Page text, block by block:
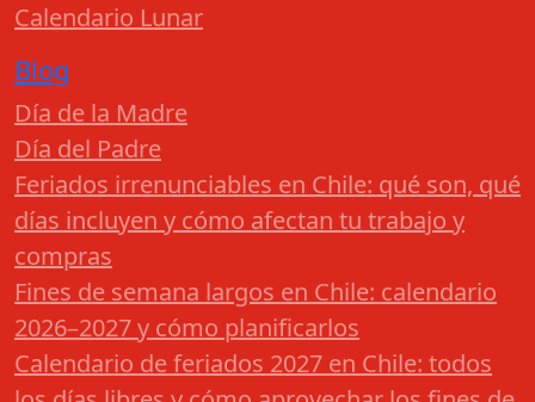
Calendario Lunar
Blog
Día de la Madre
Día del Padre
Feriados irrenunciables en Chile: qué son, qué
días incluyen y cómo afectan tu trabajo y
compras
Fines de semana largos en Chile: calendario
2026–2027 y cómo planificarlos
Calendario de feriados 2027 en Chile: todos